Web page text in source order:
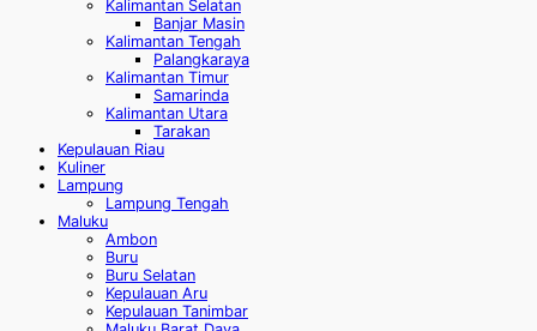
Kalimantan Selatan
Banjar Masin
Kalimantan Tengah
Palangkaraya
Kalimantan Timur
Samarinda
Kalimantan Utara
Tarakan
Kepulauan Riau
Kuliner
Lampung
Lampung Tengah
Maluku
Ambon
Buru
Buru Selatan
Kepulauan Aru
Kepulauan Tanimbar